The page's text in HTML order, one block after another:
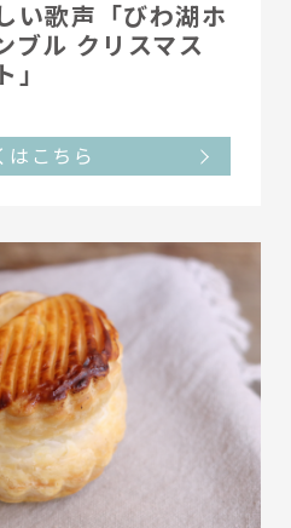
い歌声「びわ湖ホ
ブル クリスマス
」
はこちら